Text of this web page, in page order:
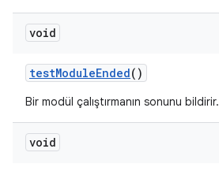
void
testModuleEnded()
Bir modül çalıştırmanın sonunu bildirir.
void